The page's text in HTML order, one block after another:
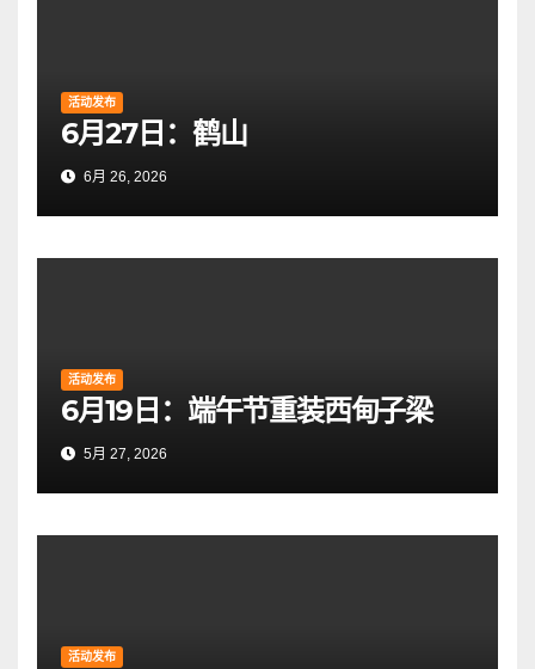
活动发布
6月27日：鹤山
6月 26, 2026
活动发布
6月19日：端午节重装西甸子梁
5月 27, 2026
活动发布